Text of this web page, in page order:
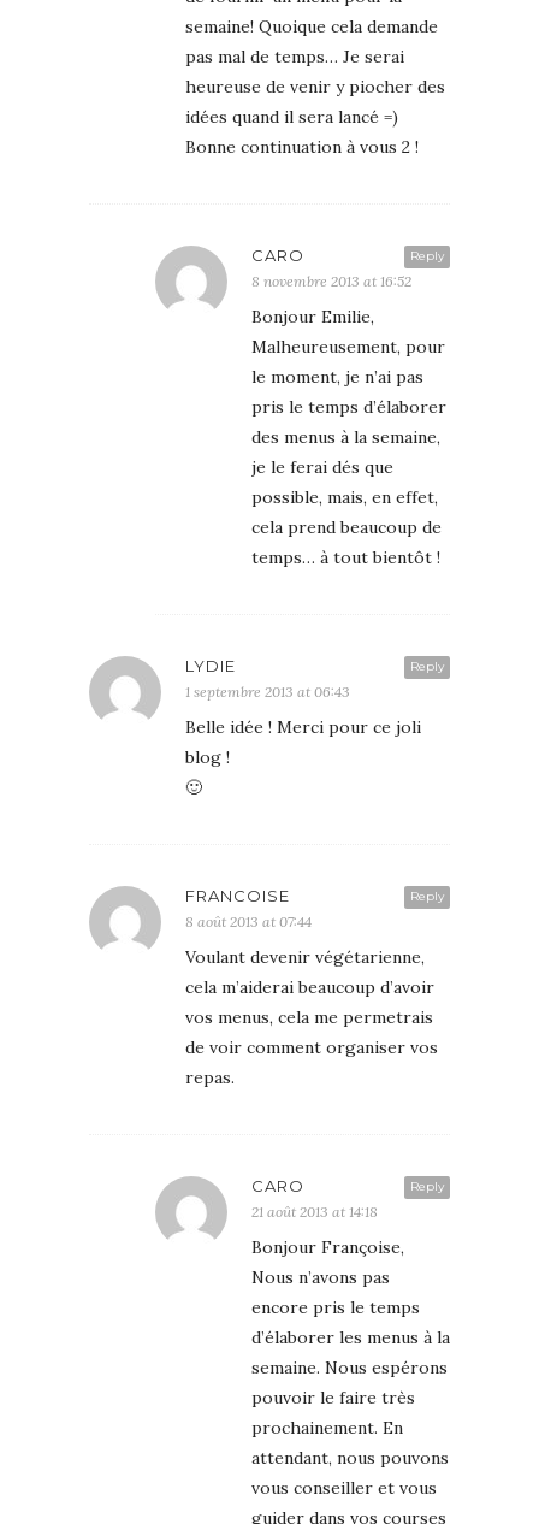
semaine! Quoique cela demande
pas mal de temps… Je serai
heureuse de venir y piocher des
idées quand il sera lancé =)
Bonne continuation à vous 2 !
Reply
CARO
8 novembre 2013 at 16:52
Bonjour Emilie,
Malheureusement, pour
le moment, je n’ai pas
pris le temps d’élaborer
des menus à la semaine,
je le ferai dés que
possible, mais, en effet,
cela prend beaucoup de
temps… à tout bientôt !
Reply
LYDIE
1 septembre 2013 at 06:43
Belle idée ! Merci pour ce joli
blog !
🙂
Reply
FRANCOISE
8 août 2013 at 07:44
Voulant devenir végétarienne,
cela m’aiderai beaucoup d’avoir
vos menus, cela me permetrais
de voir comment organiser vos
repas.
Reply
CARO
21 août 2013 at 14:18
Bonjour Françoise,
Nous n’avons pas
encore pris le temps
d’élaborer les menus à la
semaine. Nous espérons
pouvoir le faire très
prochainement. En
attendant, nous pouvons
vous conseiller et vous
guider dans vos courses